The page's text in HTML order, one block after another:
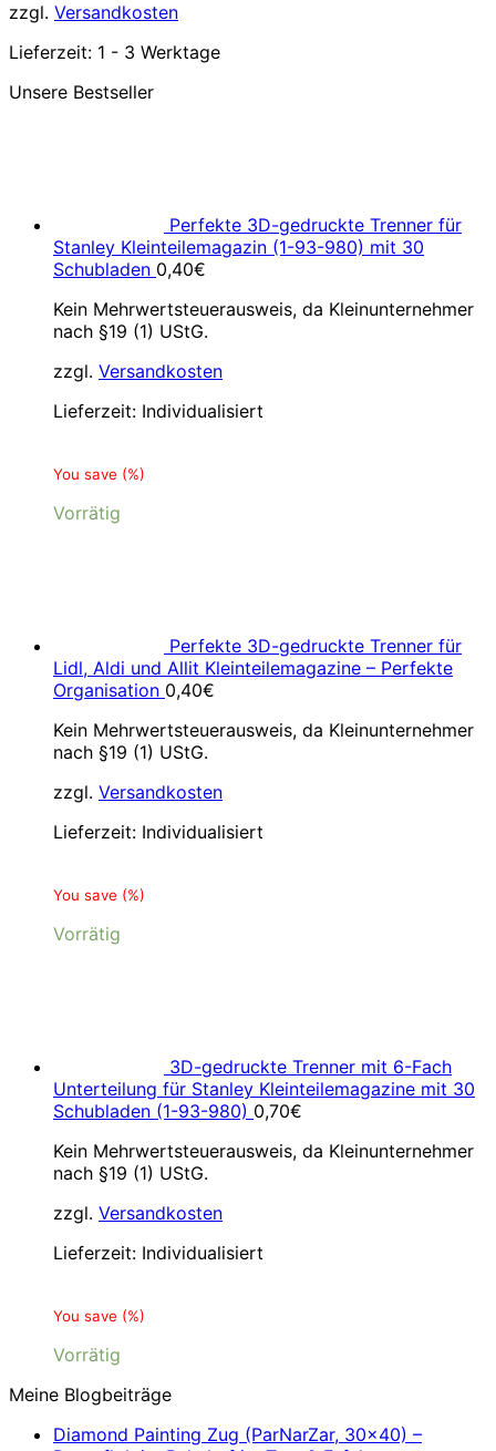
zzgl. Versandkosten
Lieferzeit: 1 - 3 Werktage
Unsere Bestseller
Perfekte 3D-gedruckte Trenner für
Stanley Kleinteilemagazin (1-93-980) mit 30
Schubladen 0,40€
Kein Mehrwertsteuerausweis, da Kleinunternehmer
nach §19 (1) UStG.
zzgl. Versandkosten
Lieferzeit: Individualisiert
You save (%)
Vorrätig
Perfekte 3D-gedruckte Trenner für
Lidl, Aldi und Allit Kleinteilemagazine – Perfekte
Organisation 0,40€
Kein Mehrwertsteuerausweis, da Kleinunternehmer
nach §19 (1) UStG.
zzgl. Versandkosten
Lieferzeit: Individualisiert
You save (%)
Vorrätig
3D-gedruckte Trenner mit 6-Fach
Unterteilung für Stanley Kleinteilemagazine mit 30
Schubladen (1-93-980) 0,70€
Kein Mehrwertsteuerausweis, da Kleinunternehmer
nach §19 (1) UStG.
zzgl. Versandkosten
Lieferzeit: Individualisiert
You save (%)
Vorrätig
Meine Blogbeiträge
Diamond Painting Zug (ParNarZar, 30×40) –